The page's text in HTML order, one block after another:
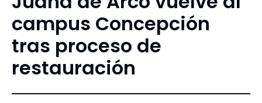
campus Concepción
tras proceso de
restauración